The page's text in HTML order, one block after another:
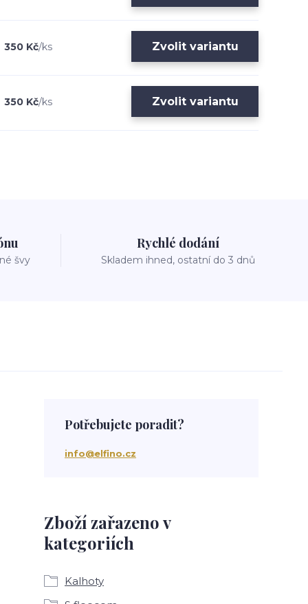
350 Kč/ks Zvolit variantu
350 Kč/ks Zvolit variantu
švy
Rychlé dodání
Skladem ihned, ostatní do 3 dnů
Zboží zařazeno v
kategoriích
Kalhoty
Potřebujete poradit?
info@elfino.cz